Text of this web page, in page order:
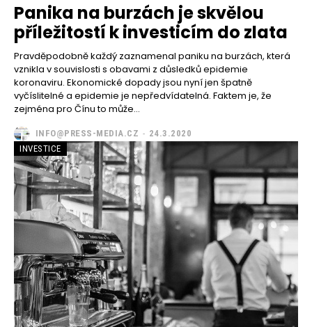
Panika na burzách je skvělou
příležitostí k investicím do zlata
Pravděpodobně každý zaznamenal paniku na burzách, která
vznikla v souvislosti s obavami z důsledků epidemie
koronaviru. Ekonomické dopady jsou nyní jen špatně
vyčíslitelné a epidemie je nepředvídatelná. Faktem je, že
zejména pro Čínu to může...
INFO@PRESS-MEDIA.CZ - 24.3.2020
INVESTICE